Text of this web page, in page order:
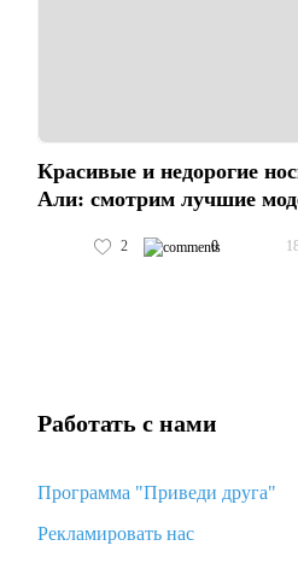
Красивые и недорогие
Али: смотрим лучшие
2 0
Работать с нами
Программа "Приведи друга"
Рекламировать нас